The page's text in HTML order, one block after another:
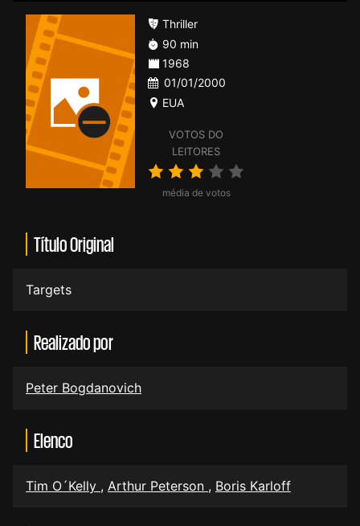
VOTOS DO
LEITORES
média de votos
Thriller
90 min
1968
01/01/2000
EUA
Título Original
Targets
Realizado por
Peter Bogdanovich
Elenco
Tim O´Kelly , Arthur Peterson , Boris Karloff